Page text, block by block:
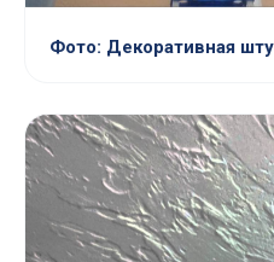
Фото: Декоративная